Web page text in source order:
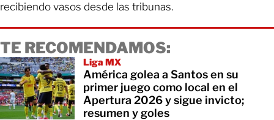
recibiendo vasos desde las tribunas.
TE RECOMENDAMOS:
Liga MX
América golea a Santos en su
primer juego como local en el
Apertura 2026 y sigue invicto;
resumen y goles